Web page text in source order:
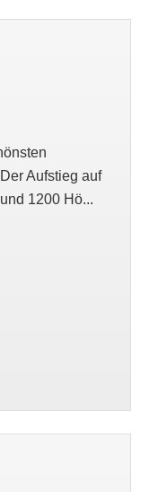
Aufstieg auf
1200 Hö...